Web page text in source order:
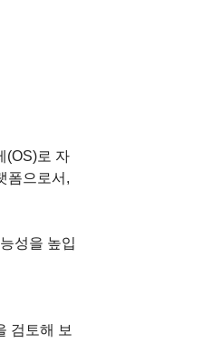
(OS)로 자
폼으로서,
성을 높입
검토해 보